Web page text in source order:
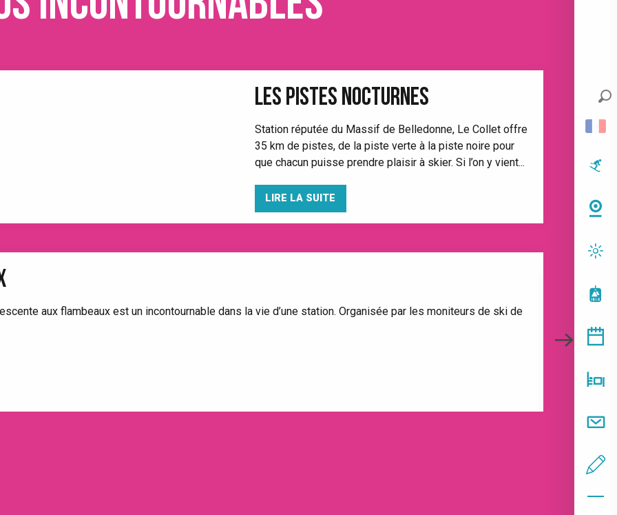
LES PISTES NOCTURNES
Station réputée du Massif de Belledonne, Le Collet offre
35 km de pistes, de la piste verte à la piste noire pour
que chacun puisse prendre plaisir à skier. Si l’on y vient...
LIRE LA SUITE
aux flambeaux est un incontournable dans la vie d’une station. Organisée par les moniteurs de ski de
ce...